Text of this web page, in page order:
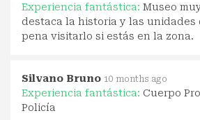
Experiencia fantástica: Museo
destaca la historia y las unidades
pena visitarlo si estás en la zona.
Silvano Bruno 10 months ago
Experiencia fantástica: Cuerpo
Policía